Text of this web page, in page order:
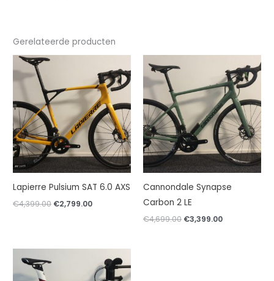
Gerelateerde producten
Lapierre Pulsium SAT 6.0 AXS
€4,399.00 Oorspronkelijke
€2,799.00Huidige
Cannondale Synapse
Carbon 2 LE
€4,699.00 Oorspronkelijke
€3,399.00Huidige